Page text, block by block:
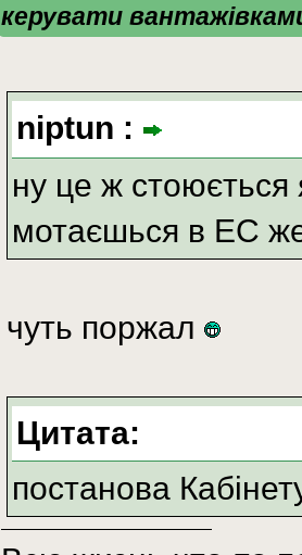
керувати
niptun :
ну це ж стоюється
мотаєшься в ЕС же
чуть поржал
Цитата:
постанова